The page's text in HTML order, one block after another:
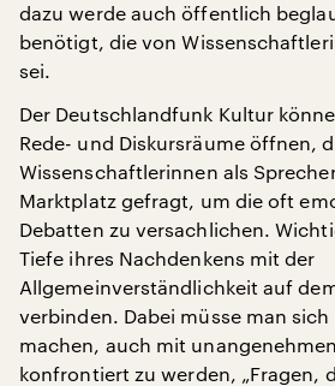
dazu werde auch öffentlich
benötigt, die von
sei.
Der Deutschlandfunk Kultur
Rede- und Diskursräume öffnen,
Wissenschaftlerinnen als
Marktplatz gefragt, um die oft
Debatten zu versachlichen.
Tiefe ihres Nachdenkens mit der
Allgemeinverständlichkeit auf
verbinden. Dabei müsse man
machen, auch mit
konfrontiert zu werden, „Fragen,